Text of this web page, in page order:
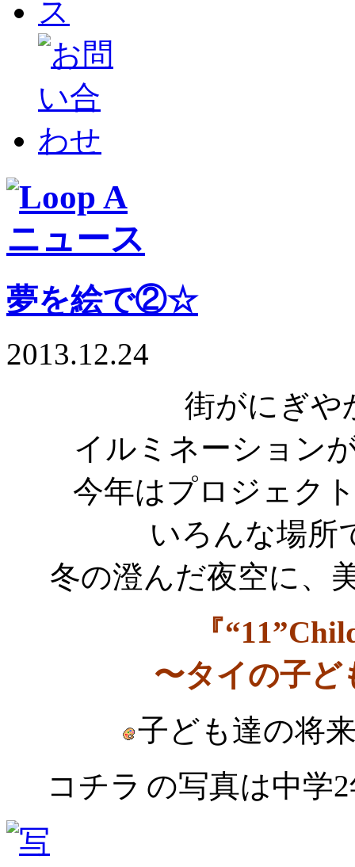
夢を絵で②☆
2013.12.24
街がにぎや
イルミネーション
今年はプロジェク
いろんな場所
冬の澄んだ夜空に、
『
〜タイの子ど
子ども達の将
コチラ の写真は中学